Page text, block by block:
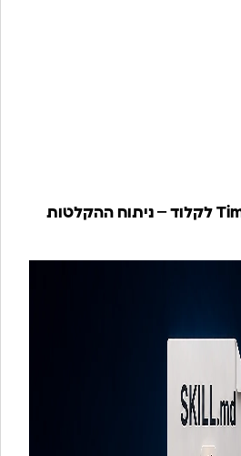
המדריך לחיבור Timeless לקלוד – ניתוח ההקלטות